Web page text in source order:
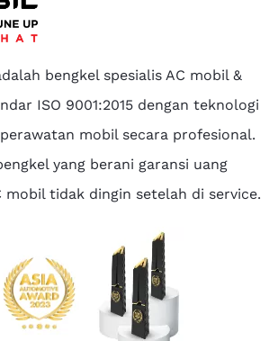
bengkel spesialis AC mobil &
ISO 9001:2015 dengan teknologi
mobil secara profesional.
yang berani garansi uang
mobil tidak dingin setelah di service.